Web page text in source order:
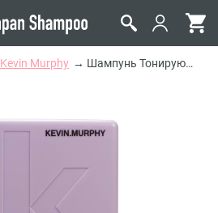
Kevin Murphy Шампунь Тонирующий для Светлых Волос Kevin Murphy Blonde Angel Wash